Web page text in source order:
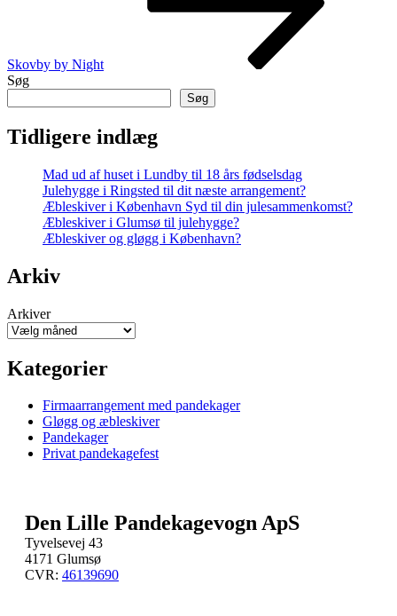
Skovby by Night
Søg
Søg
Tidligere indlæg
Mad ud af huset i Lundby til 18 års fødselsdag
Julehygge i Ringsted til dit næste arrangement?
Æbleskiver i København Syd til din julesammenkomst?
Æbleskiver i Glumsø til julehygge?
Æbleskiver og gløgg i København?
Arkiv
Arkiver
Kategorier
Firmaarrangement med pandekager
Gløgg og æbleskiver
Pandekager
Privat pandekagefest
Den Lille Pandekagevogn ApS
Tyvelsevej 43
4171 Glumsø
CVR: 46139690